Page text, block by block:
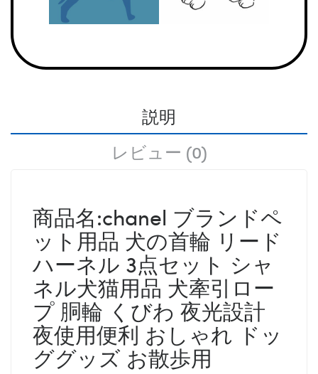
説明
レビュー (0)
商品名:chanel ブランドペ
ット用品 犬の首輪 リード
ハーネル 3点セット シャ
ネル犬猫用品 犬牽引ロー
プ 胴輪 くびわ 夜光設計
夜使用便利 おしゃれ ドッ
ググッズ お散歩用